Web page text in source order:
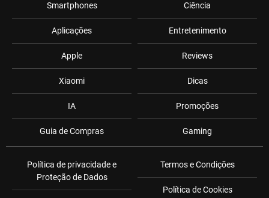
Smartphones
Aplicações
Apple
Xiaomi
IA
Guia de Compras
Ciência
Entretenimento
Reviews
Dicas
Promoções
Gaming
Política de privacidade e
Proteção de Dados
Termos e Condições
Política de Cookies